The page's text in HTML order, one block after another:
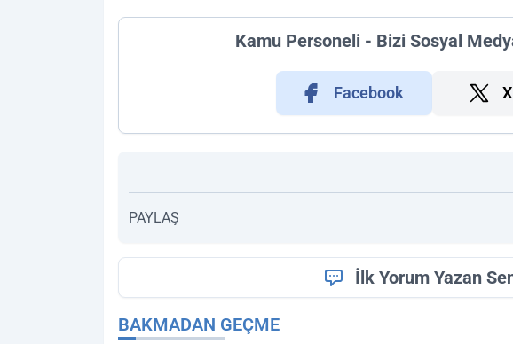
Kamu Personeli - Bizi Sosyal
Facebook
PAYLAŞ
İlk Yorum Yazan
BAKMADAN GEÇME